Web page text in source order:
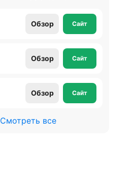
Обзор Сайт
Обзор Сайт
Обзор Сайт
Смотреть все